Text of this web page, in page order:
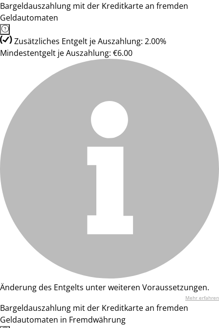
Bargeldauszahlung mit der Kreditkarte an fremden
Geldautomaten
Zusätzliches Entgelt je Auszahlung: 2.00%
Mindestentgelt je Auszahlung: €6.00
Änderung des Entgelts unter weiteren Voraussetzungen.
Mehr erfahren
Bargeldauszahlung mit der Kreditkarte an fremden
Geldautomaten in Fremdwährung